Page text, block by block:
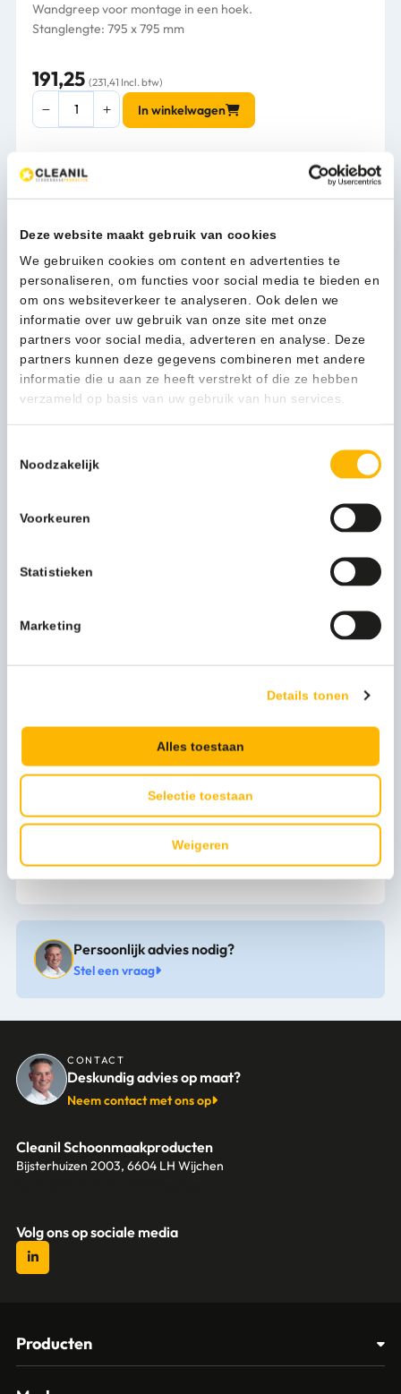
Deze website maakt gebruik van cookies
We gebruiken cookies om content en advertenties te
personaliseren, om functies voor social media te bieden en
om ons websiteverkeer te analyseren. Ook delen we
informatie over uw gebruik van onze site met onze
partners voor social media, adverteren en analyse. Deze
partners kunnen deze gegevens combineren met andere
informatie die u aan ze heeft verstrekt of die ze hebben
verzameld op basis van uw gebruik van hun services.
Noodzakelijk
Voorkeuren
Statistieken
Marketing
Details tonen
Alles toestaan
Selectie toestaan
Weigeren
Wandgreep voor montage in een hoek.
Stanglengte: 795 x 795 mm
191,25 (231,41 Incl. btw)
MediQo-
line
-
12650
In winkelwagen
Kan ik u helpen?
Neem contact op
Beschrijving
mindervalide bezoekers een optimale comfortbeleving
tijdens het toiletbezoek.
mindervalidentoilet gelden speciale eisen. Een daarvan is
de montage van voldoende wandgrepen. Hiermee maakt u
een zelfstandig toiletbezoek mogelijk voor uw bezoeker of
cliënt. Deze wandgreep van MediQo-line is daarom
De wandgreep kan in elke hoek worden gemonteerd.
Hiermee garandeert u een optimaal gebruiksgemak voor
Artikel breedte mm 795
Persoonlijk advies nodig?
Stel een vraag
CONTACT
Deskundig advies op maat?
Neem contact met ons op
Cleanil Schoonmaakproducten
Bijsterhuizen 2003, 6604 LH Wijchen
Volg ons op sociale media
Producten